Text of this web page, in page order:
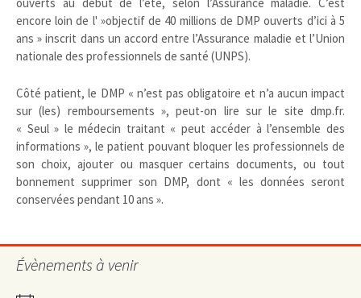
encore loin de l' »objectif de 40 millions de DMP ouverts d’ici à 5
ans » inscrit dans un accord entre l’Assurance maladie et l’Union
nationale des professionnels de santé (UNPS).
Côté patient, le DMP « n’est pas obligatoire et n’a aucun impact
sur (les) remboursements », peut-on lire sur le site dmp.fr.
« Seul » le médecin traitant « peut accéder à l’ensemble des
informations », le patient pouvant bloquer les professionnels de
son choix, ajouter ou masquer certains documents, ou tout
bonnement supprimer son DMP, dont « les données seront
conservées pendant 10 ans ».
Évènements à venir